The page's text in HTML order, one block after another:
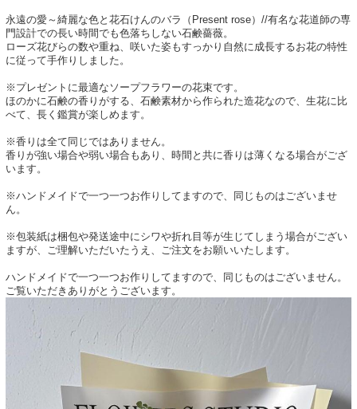
永遠の愛～綺麗な色と花石けんのバラ（Present rose）//有名な花道師の専
門設計での長い時間でも色落ちしない石鹸薔薇。
ローズ花びらの数や重ね、咲いた姿もすっかり自然に成長するお花の特性
に従って手作りしました。
※プレゼントに最適なソープフラワーの花束です。
ほのかに石鹸の香りがする、石鹸素材から作られた造花なので、生花に比
べて、長く鑑賞が楽しめます。
※香りは全て同じではありません。
香りが強い場合や弱い場合もあり、時間と共に香りは薄くなる場合がござ
います。
※ハンドメイドで一つ一つお作りしてますので、同じものはございませ
ん。
※包装紙は梱包や発送途中にシワや折れ目等が生じてしまう場合がござい
ますが、ご理解いただいたうえ、ご注文をお願いいたします。
ハンドメイドで一つ一つお作りしてますので、同じものはございません。
ご覧いただきありがとうございます。